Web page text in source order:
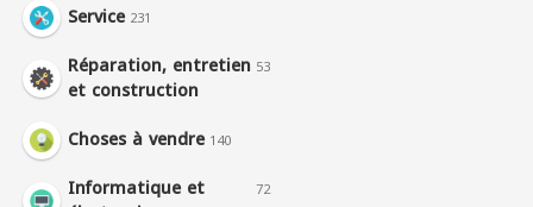
Service 231
Réparation, entretien
et construction
53
Choses à vendre 140
Informatique et 72